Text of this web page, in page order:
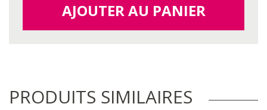
AJOUTER AU PANIER
PRODUITS SIMILAIRES